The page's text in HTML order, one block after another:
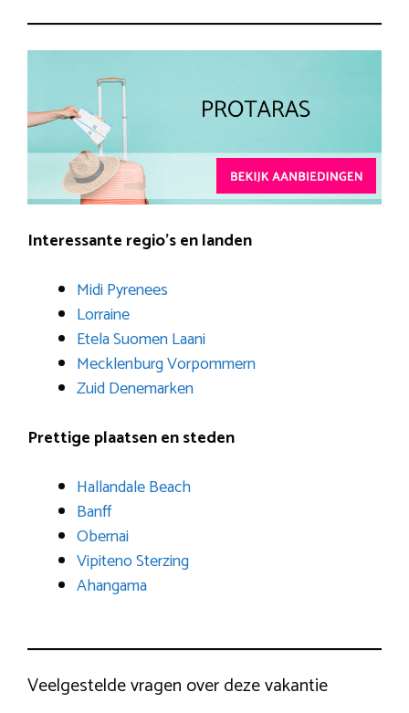
Interessante regio’s en landen
Midi Pyrenees
Lorraine
Etela Suomen Laani
Mecklenburg Vorpommern
Zuid Denemarken
Prettige plaatsen en steden
Hallandale Beach
Banff
Obernai
Vipiteno Sterzing
Ahangama
Veelgestelde vragen over deze vakantie